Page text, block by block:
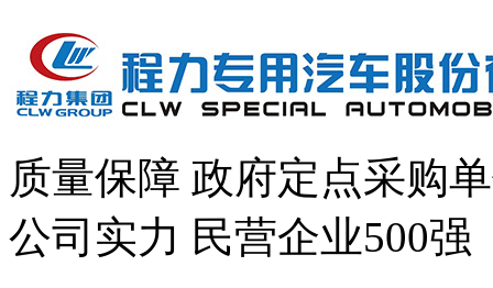
质量保障 政府定点采购
公司实力 民营企业500强